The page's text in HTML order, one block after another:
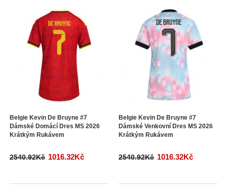
Belgie Kevin De Bruyne #7
Dámské Domácí Dres MS 2026
Krátkým Rukávem
2540.92Kč 1016.32Kč
Belgie Kevin De Bruyne #7
Dámské Venkovní Dres MS 2026
Krátkým Rukávem
2540.92Kč 1016.32Kč